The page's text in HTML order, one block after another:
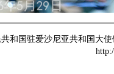
和国驻爱沙尼亚共和国大使